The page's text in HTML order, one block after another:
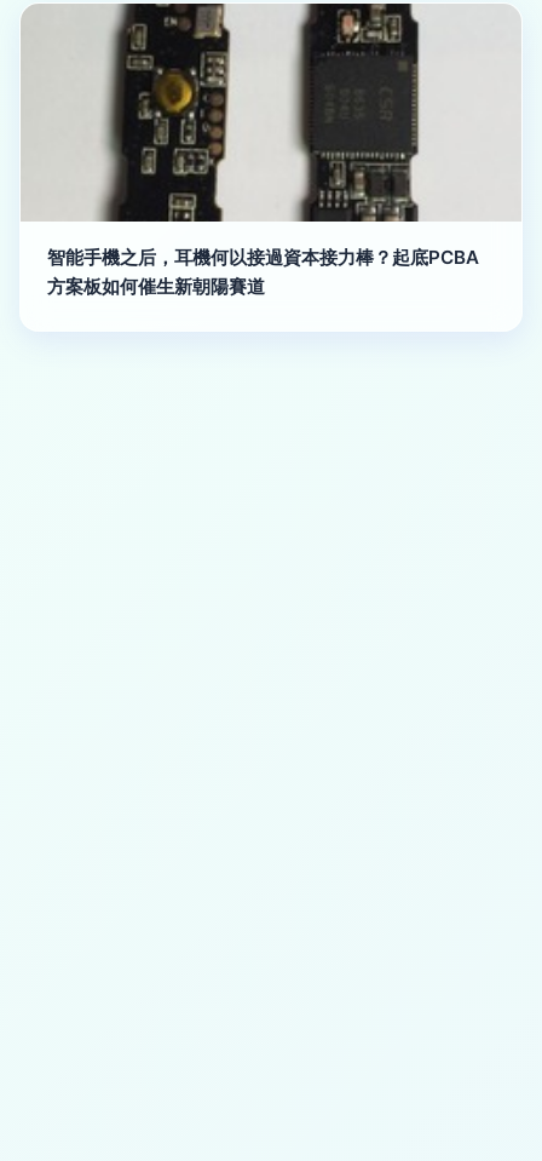
智能手機之后，耳機何以接過資本接力棒？起底PCBA
方案板如何催生新朝陽賽道